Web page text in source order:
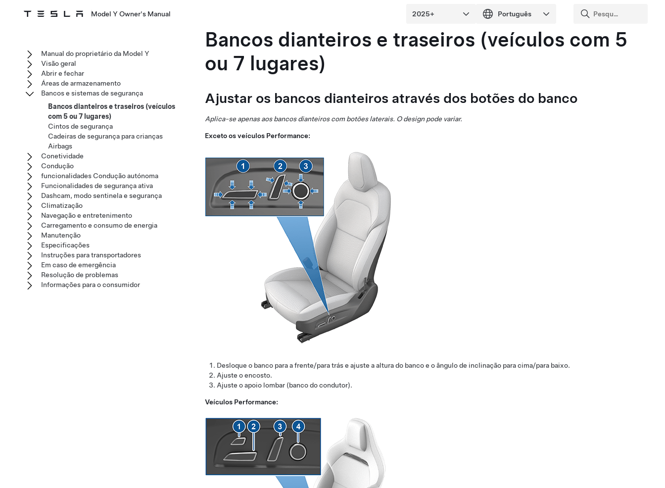
Model Y Owner's Manual
Bancos dianteiros e traseiros (veículos com 5
ou 7 lugares)
Ajustar os bancos dianteiros através dos botões do banco
Aplica-se apenas aos bancos dianteiros com botões laterais. O design pode variar.
Exceto os veículos Performance:
Desloque o banco para a frente/para trás e ajuste a altura do banco e o ângulo de inclinação para cima/para baixo.
Ajuste o encosto.
Ajuste o apoio lombar (banco do condutor).
Veículos Performance:
Manual do proprietário da Model Y
Visão geral
Abrir e fechar
Áreas de armazenamento
Bancos e sistemas de segurança
Bancos dianteiros e traseiros (veículos
com 5 ou 7 lugares)
Cintos de segurança
Cadeiras de segurança para crianças
Airbags
Conetividade
Condução
funcionalidades Condução autónoma
Funcionalidades de segurança ativa
Dashcam, modo sentinela e segurança
Climatização
Navegação e entretenimento
Carregamento e consumo de energia
Manutenção
Especificações
Instruções para transportadores
Em caso de emergência
Resolução de problemas
Informações para o consumidor